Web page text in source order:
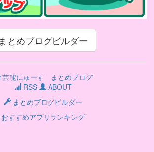
まとめブログビルダー
芸能にゅーす まとめブログ
RSS
ABOUT
まとめブログビルダー
おすすめアプリランキング